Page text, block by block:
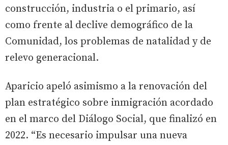
construcción, industria o el primario, así
como frente al declive demográfico de la
Comunidad, los problemas de natalidad y de
relevo generacional.
Aparicio apeló asimismo a la renovación del
plan estratégico sobre inmigración acordado
en el marco del Diálogo Social, que finalizó en
2022. “Es necesario impulsar una nueva